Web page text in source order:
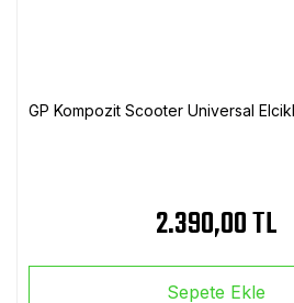
GP Kompozit Scooter Universal
2.390,00 TL
Sepete Ekle